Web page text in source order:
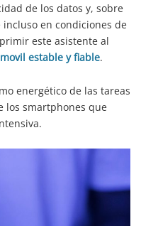
de los datos y, sobre
en condiciones de
este asistente al
estable y fiable.
energético de las tareas
los smartphones que